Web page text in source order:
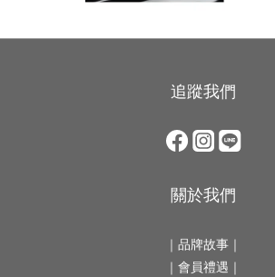
追蹤我們
關於我們
｜ 品牌故事 ｜
｜會員禮遇｜